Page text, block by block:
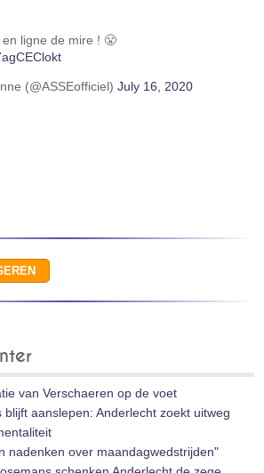
en ligne de mire ! 😤
(@ASSEofficiel)July 16, 2020
van Verschaeren op de voet
blijft aanslepen: Anderlecht zoekt uitweg
nadenken over maandagwedstrijden"